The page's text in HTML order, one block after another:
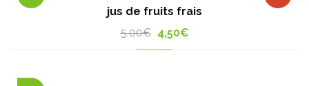
jus de fruits frais
5,00€ Original
price
4,50€Current